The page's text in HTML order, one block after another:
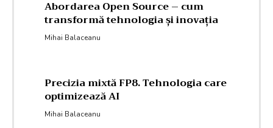
Abordarea Open Source – cum
transformă tehnologia și inovația
Mihai Balaceanu
Precizia mixtă FP8. Tehnologia care
optimizează AI
Mihai Balaceanu